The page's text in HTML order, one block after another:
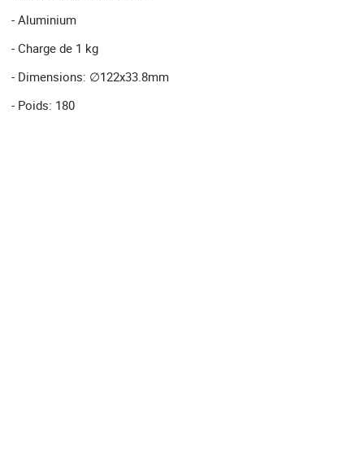
- Aluminium
- Charge de 1 kg
- Dimensions: ∅122x33.8mm
- Poids: 180